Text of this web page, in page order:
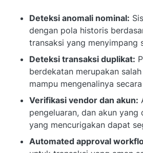
Deteksi anomali nominal:
dengan pola historis
transaksi yang menyimpang
Deteksi transaksi duplikat:
berdekatan merupakan
mampu mengenalinya
Verifikasi vendor dan akun:
pengeluaran, dan akun
yang mencurigakan dapat
Automated approval